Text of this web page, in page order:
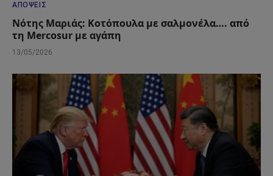
ΑΠΌΨΕΙΣ
Νότης Μαριάς: Κοτόπουλα με σαλμονέλα…. από
τη Mercosur με αγάπη
13/05/2026